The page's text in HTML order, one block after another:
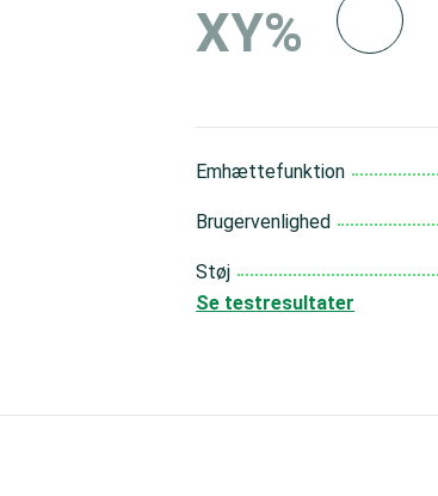
XY%
Emhættefunktion
Brugervenlighed
Støj
Se testresultater